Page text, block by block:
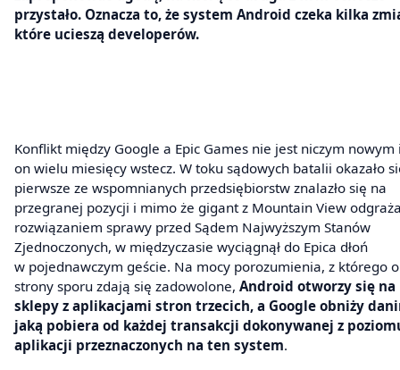
przystało. Oznacza to, że system Android czeka kilka
które ucieszą developerów.
Konflikt między Google a Epic Games nie jest niczym nowym
on wielu miesięcy wstecz. W toku sądowych batalii okazało
pierwsze ze wspomnianych przedsiębiorstw znalazło się na
przegranej pozycji i mimo że gigant z Mountain View
rozwiązaniem sprawy przed Sądem Najwyższym Stanów
Zjednoczonych, w międzyczasie wyciągnął do Epica dłoń
w pojednawczym geście. Na mocy porozumienia, z którego
strony sporu zdają się zadowolone, Android otworzy się na
sklepy z aplikacjami stron trzecich, a Google obniży
jaką pobiera od każdej transakcji dokonywanej z
aplikacji przeznaczonych na ten system.